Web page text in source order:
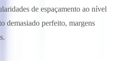
de espaçamento ao nível
demasiado perfeito, margens